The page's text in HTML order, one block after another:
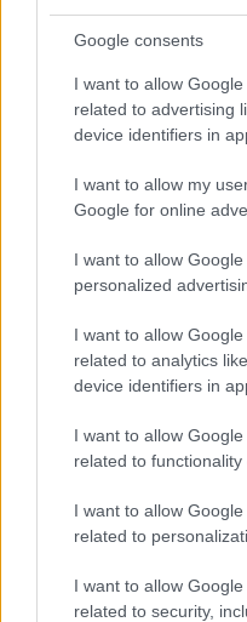
Google consents
I want to allow
related to advertising
device identifiers in
I want to allow my
Google for online
I want to allow
personalized
I want to allow
related to analytics
device identifiers in
I want to allow
related to
I want to allow
related to
I want to allow
related to security,
Pásztohy Panka arca
illusztrációival
gyerekkönyvben
stílusú, színes képek
Játszótérkép -
szuperapu•2011. június 30.
Bár a jelenlegi
azért nyár van. És
Ennek virtuális
indítunk itt a blogon,
Blogzsemle 08.
szuperapu•2011. április 23.